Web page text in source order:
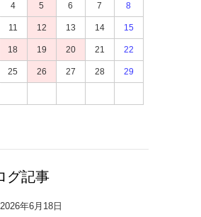
4 5 6 7 8
11 12 13 14 15
18 19 20 21 22
25 26 27 28 29
グ記事
2026年6月18日